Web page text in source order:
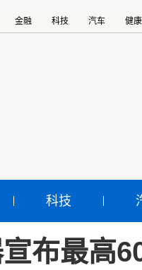
金融 科技 汽车 健康
科技
布最高